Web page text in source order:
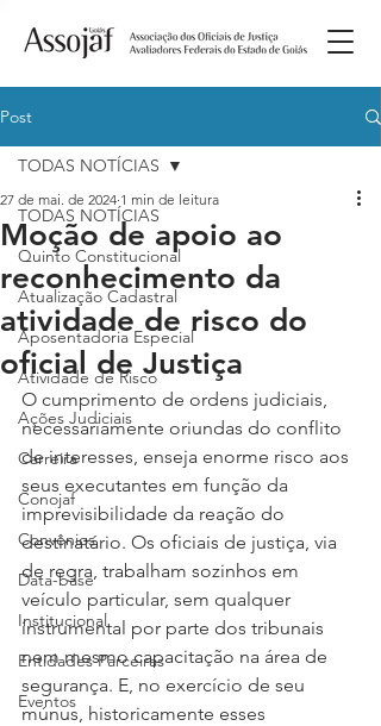
Post
TODAS NOTÍCIAS
Quinto Constitucional
Atualização Cadastral
Aposentadoria Especial
Atividade de Risco
Ações Judiciais
Carreira
Conojaf
Convênios
Data-base
Institucional
Entidades Parceiras
Eventos
TODAS NOTÍCIAS
Moção de apoio ao
reconhecimento da
atividade de risco do
oficial de Justiça
27 de mai. de 2024 1 min de leitura
O cumprimento de ordens judiciais,
necessariamente oriundas do conflito
de interesses, enseja enorme risco aos
seus executantes em função da
imprevisibilidade da reação do
destinatário. Os oficiais de justiça, via
de regra, trabalham sozinhos em
veículo particular, sem qualquer
instrumental por parte dos tribunais
nem mesmo capacitação na área de
segurança. E, no exercício de seu
múnus, historicamente esses